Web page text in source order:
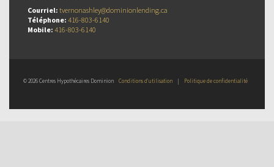
Courriel: tvernonashley@dominionlending.ca
Téléphone: 416-803-6140
Mobile: 416-803-6140
© 2026 Centres Hypothécaires Dominion Conditions d’utilisation | Politique de confidentialité